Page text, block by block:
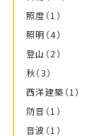
照度 （1）
照明 （4）
登山 （2）
秋（3）
西洋建築 （1）
防音 （1）
音波 （1）